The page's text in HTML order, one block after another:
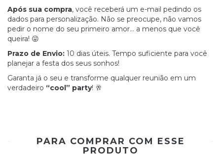
Após sua compra, você receberá um e-mail pedindo os
dados para personalização. Não se preocupe, não vamos
pedir o nome do seu primeiro amor... a menos que você
queira! 😜
Prazo de Envio: 10 dias úteis. Tempo suficiente para você
planejar a festa dos seus sonhos!
Garanta já o seu e transforme qualquer reunião em um
verdadeiro “cool” party! 🥂
PARA COMPRAR COM ESSE
PRODUTO